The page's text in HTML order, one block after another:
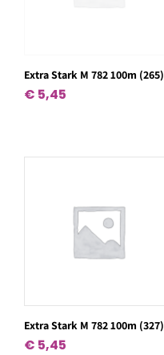
Extra Stark M 782 100m (265)
€ 5,45
Extra Stark M 782 100m (327)
€ 5,45